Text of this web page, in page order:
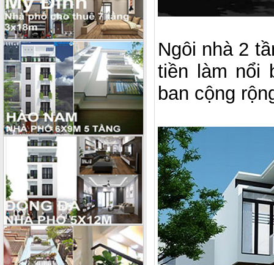
Ngôi nhà 2
tiền làm nổi
ban cộng